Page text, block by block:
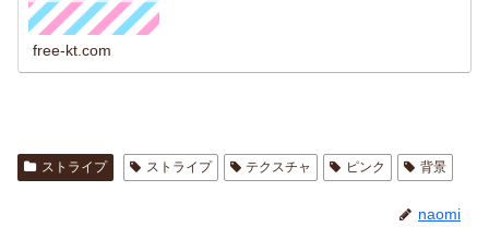
free-kt.com
ストライプ ストライプ テクスチャ ピンク 背景
naomi